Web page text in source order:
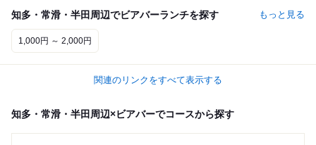
知多・常滑・半田周辺でビアバーランチを探す もっと見る
1,000円 ～ 2,000円
関連のリンクをすべて表示する
知多・常滑・半田周辺×ビアバーでコースから探す